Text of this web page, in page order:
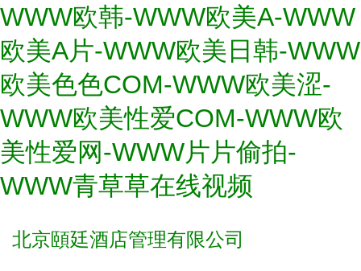
WWW欧韩-WWW欧美A-WWW
欧美A片-WWW欧美日韩-WWW
欧美色色COM-WWW欧美涩-
WWW欧美性爱COM-WWW欧
美性爱网-WWW片片偷拍-
WWW青草草在线视频
北京頤廷酒店管理有限公司